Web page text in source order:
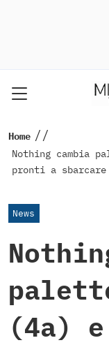
Home //
Nothing cambia
pronti a
News
(4a) e